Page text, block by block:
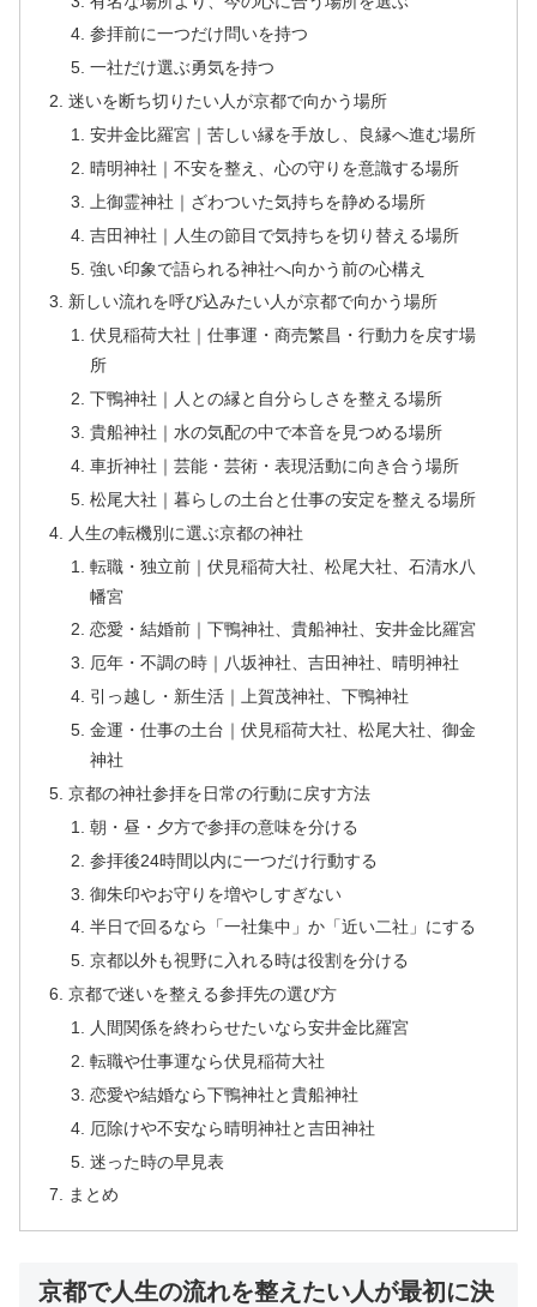
参拝前に一つだけ問いを持つ
一社だけ選ぶ勇気を持つ
迷いを断ち切りたい人が京都で向かう場所
安井金比羅宮｜苦しい縁を手放し、良縁へ進む場所
晴明神社｜不安を整え、心の守りを意識する場所
上御霊神社｜ざわついた気持ちを静める場所
吉田神社｜人生の節目で気持ちを切り替える場所
強い印象で語られる神社へ向かう前の心構え
新しい流れを呼び込みたい人が京都で向かう場所
伏見稲荷大社｜仕事運・商売繁昌・行動力を戻す場
所
下鴨神社｜人との縁と自分らしさを整える場所
貴船神社｜水の気配の中で本音を見つめる場所
車折神社｜芸能・芸術・表現活動に向き合う場所
松尾大社｜暮らしの土台と仕事の安定を整える場所
人生の転機別に選ぶ京都の神社
転職・独立前｜伏見稲荷大社、松尾大社、石清水八
幡宮
恋愛・結婚前｜下鴨神社、貴船神社、安井金比羅宮
厄年・不調の時｜八坂神社、吉田神社、晴明神社
引っ越し・新生活｜上賀茂神社、下鴨神社
金運・仕事の土台｜伏見稲荷大社、松尾大社、御金
神社
京都の神社参拝を日常の行動に戻す方法
朝・昼・夕方で参拝の意味を分ける
参拝後24時間以内に一つだけ行動する
御朱印やお守りを増やしすぎない
半日で回るなら「一社集中」か「近い二社」にする
京都以外も視野に入れる時は役割を分ける
京都で迷いを整える参拝先の選び方
人間関係を終わらせたいなら安井金比羅宮
転職や仕事運なら伏見稲荷大社
恋愛や結婚なら下鴨神社と貴船神社
厄除けや不安なら晴明神社と吉田神社
迷った時の早見表
まとめ
京都で人生の流れを整えたい人が最初に決